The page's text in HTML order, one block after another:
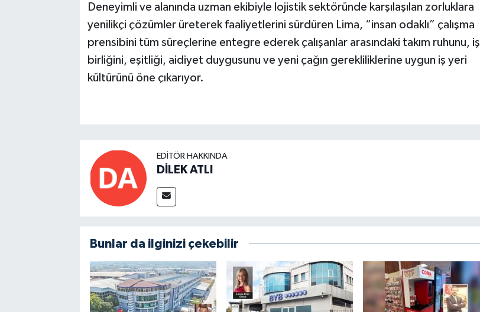
Deneyimli ve alanında uzman ekibiyle lojistik sektöründe karşılaşılan zorluklara
yenilikçi çözümler üreterek faaliyetlerini sürdüren Lima, “insan odaklı” çalışma
prensibini tüm süreçlerine entegre ederek çalışanlar arasındaki takım ruhunu, iş
birliğini, eşitliği, aidiyet duygusunu ve yeni çağın gerekliliklerine uygun iş yeri
kültürünü öne çıkarıyor.
EDITÖR HAKKINDA
DİLEK ATLI
Bunlar da ilginizi çekebilir